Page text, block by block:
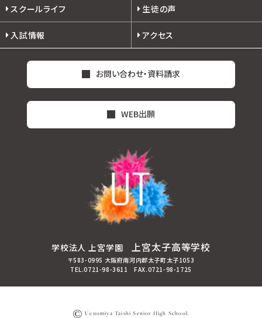
スクールライフ 生徒の声
入試情報 アクセス
お問い合わせ・資料請求
WEB出願
学校法人 上宮学園上宮太子高等学校
〒583-0995 大阪府南河内郡太子町太子1053
TEL.0721-98-3611 FAX.0721-98-1725
© Uenomiya Taishi Senior High School.